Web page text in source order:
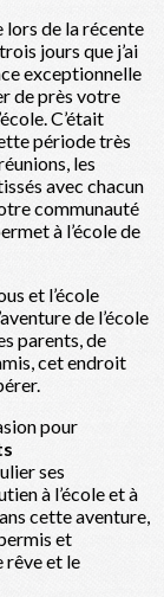
lors de la récente
jours que j’ai
exceptionnelle
de près votre
C’était
période très
les
avec chacun
communauté
à l’école de
et l’école
de l’école
parents, de
cet endroit
pour
ses
à l’école et à
cette aventure,
et
rêve et le